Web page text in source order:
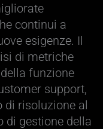
continui a
esigenze. Il
di metriche
funzione
support,
di risoluzione al
di gestione della